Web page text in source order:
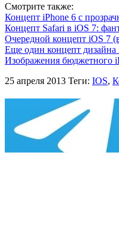
Смотрите также:
Концепт iPhone 6 с
Концепт Safari в iOS 7:
Очередной концепт iOS 7
Еще один концепт дизайна
Изображения бюджетного
25 апреля 2013 Теги: IOS,